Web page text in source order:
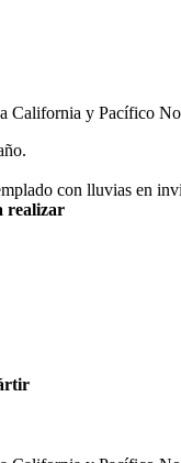
California y Pacífico
con lluvias en
realizar